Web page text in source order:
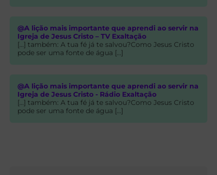
@A lição mais importante que aprendi ao servir na
Igreja de Jesus Cristo – TV Exaltação
[…] também: A tua fé já te salvou?Como Jesus Cristo
pode ser uma fonte de água […]
@A lição mais importante que aprendi ao servir na
Igreja de Jesus Cristo - Rádio Exaltação
[…] também: A tua fé já te salvou?Como Jesus Cristo
pode ser uma fonte de água […]